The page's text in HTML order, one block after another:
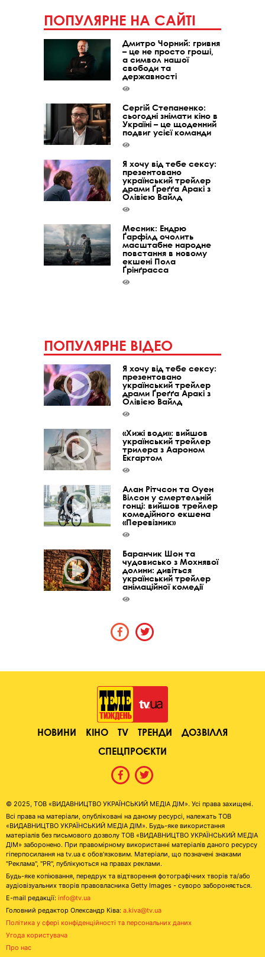
ПОПУЛЯРНЕ НА САЙТІ
Дмитро Чорний: гривня
– це не просто гроші,
а символ нашої
свободи та
державності
Сергій Степаненко:
сьогодні знімати кіно в
Україні – це щоденний
подвиг усієї команди
Я хочу від тебе сексу:
презентовано
український трейлер
драми Ґреґґа Аракі з
Олівією Вайлд
Месник: Ендрю
Ґарфілд очолить
масштабне народне
повстання в новому
екшені Пола
Ґрінґрасса
ПОПУЛЯРНЕ ВІДЕО
Я хочу від тебе сексу:
презентовано
український трейлер
драми Ґреґґа Аракі з
Олівією Вайлд
«Хижі води»: вийшов
український трейлер
трилера з Аароном
Екгартом
Алан Рітчсон та Оуен
Вілсон у смертельній
гонці: вийшов трейлер
комедійного екшена
«Перевізник»
Баранчик Шон та
чудовисько з Мохнявої
долини: дивіться
український трейлер
анімаційної комедії
НОВИНИ КІНО TV ТРЕНДИ
ДОЗВІЛЛЯ
СПЕЦПРОЄКТИ
© 2025, ТОВ «ВИДАВНИЦТВО УКРАЇНСЬКИЙ МЕДІА ДІМ». Усі права захищені.
Всі права на матеріали, опубліковані на даному ресурсі, належать ТОВ
«ВИДАВНИЦТВО УКРАЇНСЬКИЙ МЕДІА ДІМ». Будь-яке використання
матеріалів без письмового дозволу ТОВ «ВИДАВНИЦТВО УКРАЇНСЬКИЙ МЕДІА
ДІМ» заборонено. При правомірному використанні матеріалів даного ресурсу
гіперпосилання на tv.ua є обов'язковим. Матеріали, що позначені знаками
"Реклама", "PR", публікуються на правах реклами.
Будь-яке копіювання, передрук та відтворення фотографічних творів та/або
аудіовізуальних творів правовласника Getty Images - суворо забороняється.
E-mail редакції: info@tv.ua
Головний редактор Олександр Ківа: a.kiva@tv.ua
Політика у сфері конфіденційності та персональних даних
Угода користувача
Про нас